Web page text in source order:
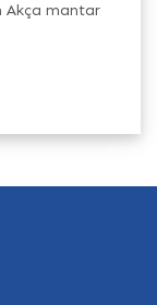
Akça mantar